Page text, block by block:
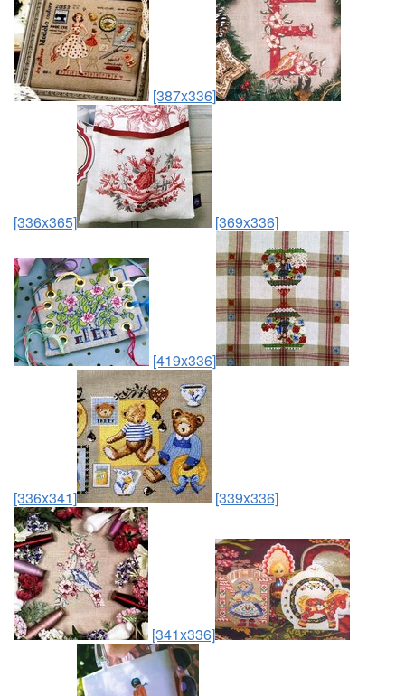
[387x336]
[336x365] [369x336]
[419x336]
[336x341] [339x336]
[341x336]